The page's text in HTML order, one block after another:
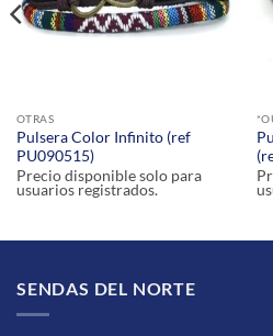
OTRAS
Pulsera Color Infinito (ref
PU090515)
Precio disponible solo para
usuarios registrados.
SENDAS DEL NORTE